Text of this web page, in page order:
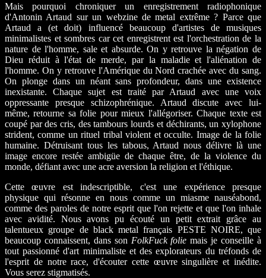
Mais pourquoi chroniquer un enregistrement radiophonique
d'Antonin Artaud sur un webzine de metal extrême ? Parce que
Artaud a (et doit) influencé beaucoup d'artistes de musiques
minimalistes et sombres car cet enregistrent est l'orchestration de la
nature de l'homme, sale et absurde. On y retrouve la négation de
Dieu réduit à l'état de merde, par la maladie et l'aliénation de
l'homme. On y retrouve l'Amérique du Nord crachée avec du sang.
On plonge dans un néant sans profondeur, dans une existence
inexistante. Chaque sujet est traité par Artaud avec une voix
oppressante presque schizophrénique. Artaud discute avec lui-
même, retourne sa folie pour mieux l'allégoriser. Chaque texte est
coupé par des cris, des tambours lourds et déchirants, un xylophone
strident, comme un rituel tribal violent et occulte. Image de la folie
humaine. Détruisant tous les tabous, Artaud nous délivre là une
image encore restée ambigüe de chaque être, de la violence du
monde, défiant avec une acre aversion la religion et l'éthique.
Cette œuvre est indescriptible, c'est une expérience presque
physique qui résonne en nous comme un miasme nauséabond,
comme des paroles de notre esprit que l'on rejette et que l'on inhale
avec avidité. Nous avons pu écouté un petit extrait grâce au
talentueux groupe de black metal français PESTE NOIRE, que
beaucoup connaissent, dans son FolkFuck folie mais je conseille à
tout passionné d'art minimaliste et des explorateurs du tréfonds de
l'esprit de notre race, d'écouter cette œuvre singulière et inédite.
Vous serez stigmatisés.